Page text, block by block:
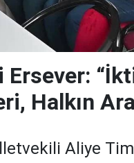
Halkın
Aliye